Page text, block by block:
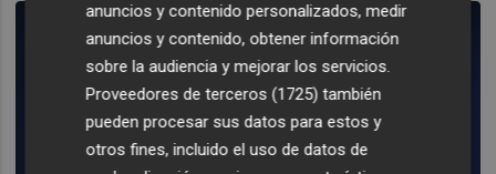
anuncios y contenido personalizados, medir
anuncios y contenido, obtener información
sobre la audiencia y mejorar los servicios.
Proveedores de terceros (1725) también
pueden procesar sus datos para estos y
otros fines, incluido el uso de datos de